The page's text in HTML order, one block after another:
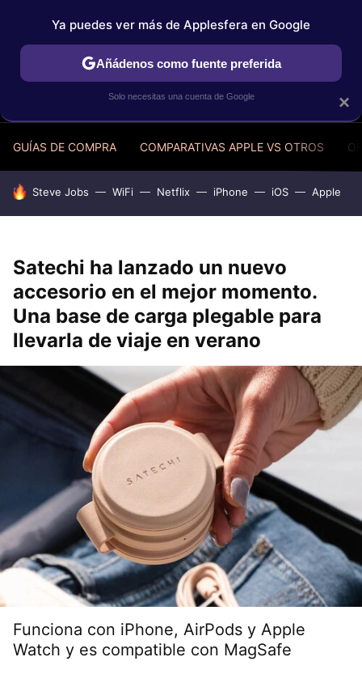
GUÍAS DE COMPRA COMPARATIVAS APPLE VS OTROS
HOY SE HABLA DE
Steve Jobs WiFi Netflix iPhone iOS Apple
Satechi ha lanzado un nuevo
accesorio en el mejor momento.
Una base de carga plegable para
llevarla de viaje en verano
Funciona con iPhone, AirPods y Apple
Watch y es compatible con MagSafe
×
Ya puedes ver más de Applesfera en Google
Añádenos como fuente preferida
Solo necesitas una cuenta de Google